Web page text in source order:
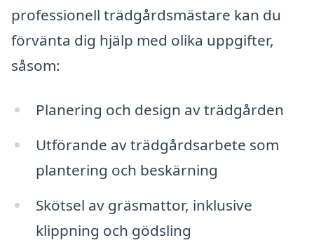
professionell trädgårdsmästare kan du
förvänta dig hjälp med olika uppgifter,
såsom:
Planering och design av trädgården
Utförande av trädgårdsarbete som
plantering och beskärning
Skötsel av gräsmattor, inklusive
klippning och gödsling